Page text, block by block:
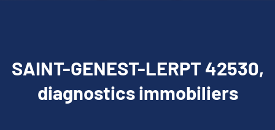
SAINT-GENEST-LERPT 42530,
diagnostics immobiliers